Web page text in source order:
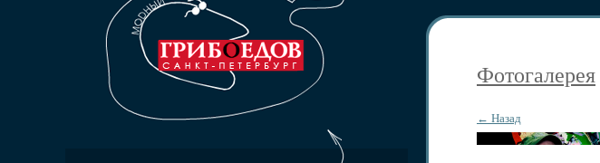
Фотогалерея
← Назад